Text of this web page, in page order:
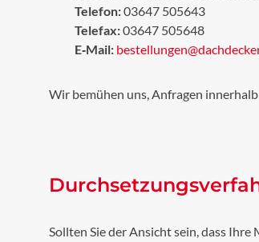
Telefon:03647 505643
Telefax:03647 505648
E‑Mail:
Wir bemühen uns, Anfragen
Sollten Sie der Ansicht sein, dass